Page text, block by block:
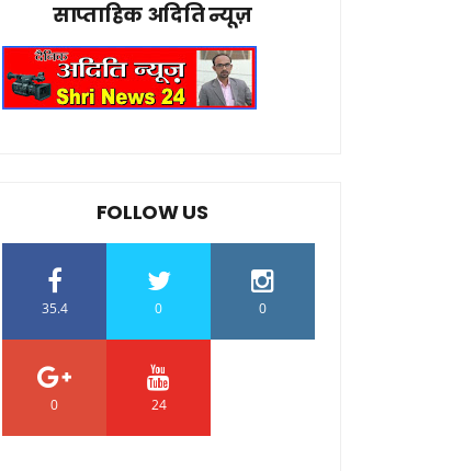
साप्ताहिक अदिति न्यूज़
FOLLOW US
35.4 0 0
0 24